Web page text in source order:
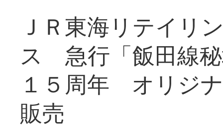
ＪＲ東海リテイリ
ス 急行「飯田線
１５周年 オリジ
販売